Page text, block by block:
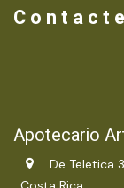
C o n t a c t
Apotecario
De Teletica